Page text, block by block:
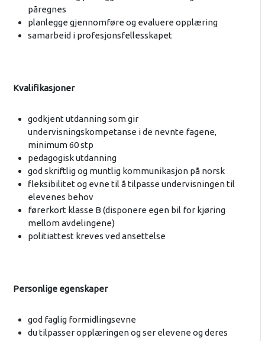
påregnes
planlegge gjennomføre og evaluere opplæring
samarbeid i profesjonsfellesskapet
Kvalifikasjoner
godkjent utdanning som gir
undervisningskompetanse i de nevnte fagene,
minimum 60 stp
pedagogisk utdanning
god skriftlig og muntlig kommunikasjon på norsk
fleksibilitet og evne til å tilpasse undervisningen til
elevenes behov
førerkort klasse B (disponere egen bil for kjøring
mellom avdelingene)
politiattest kreves ved ansettelse
Personlige egenskaper
god faglig formidlingsevne
du tilpasser opplæringen og ser elevene og deres